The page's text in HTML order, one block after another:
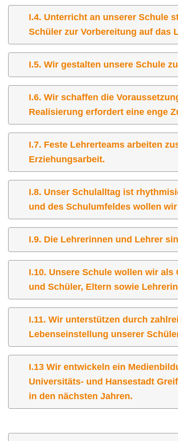
I.4. Unterricht an unserer Schule
Schüler zur Vorbereitung auf das
I.5. Wir gestalten unsere Schule
I.6. Wir schaffen die
Realisierung erfordert eine enge
I.7. Feste Lehrerteams arbeiten
Erziehungsarbeit.
I.8. Unser Schulalltag ist
und des Schulumfeldes wollen
I.9. Die Lehrerinnen und Lehrer
I.10. Unsere Schule wollen wir
und Schüler, Eltern sowie
I.11. Wir unterstützen durch
Lebenseinstellung unserer
I.13 Wir entwickeln ein
Universitäts- und Hansestadt
in den nächsten Jahren.